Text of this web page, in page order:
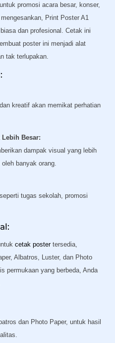
promosi acara besar, konser,
Print Poster A1
dan profesional. Cetak ini
poster ini menjadi alat
tak terlupakan.
kreatif akan memikat perhatian
Lebih Besar:
dampak visual yang lebih
banyak orang.
tugas sekolah, promosi
cetak postertersedia,
Albatros, Luster, dan Photo
permukaan yang berbeda, Anda
dan Photo Paper, untuk hasil